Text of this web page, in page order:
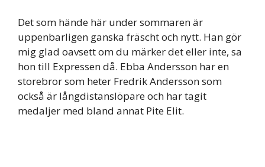
Det som hände här under sommaren är
uppenbarligen ganska fräscht och nytt. Han gör
mig glad oavsett om du märker det eller inte, sa
hon till Expressen då. Ebba Andersson har en
storebror som heter Fredrik Andersson som
också är långdistanslöpare och har tagit
medaljer med bland annat Pite Elit.